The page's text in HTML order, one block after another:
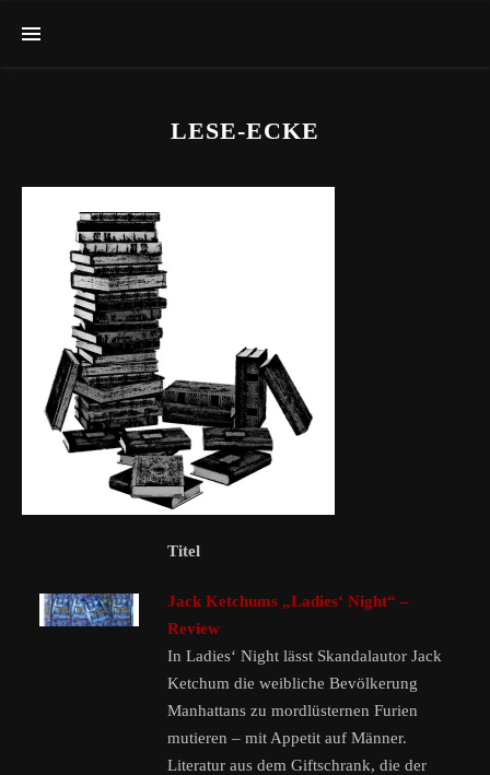
LESE-ECKE
Titel
Jack Ketchums „Ladies‘ Night“ –
Review
In Ladies‘ Night lässt Skandalautor Jack
Ketchum die weibliche Bevölkerung
Manhattans zu mordlüsternen Furien
mutieren – mit Appetit auf Männer.
Literatur aus dem Giftschrank, die der